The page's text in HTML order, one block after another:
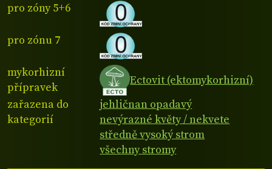
pro zóny 5+6
pro zónu 7
mykorhizní
přípravek
Ectovit (ektomykorhizní)
zařazena do
kategorií
jehličnan opadavý
nevýrazné květy / nekvete
středně vysoký strom
všechny stromy